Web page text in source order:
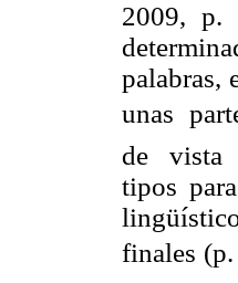
2009,
unas
de vista
tipos
finales